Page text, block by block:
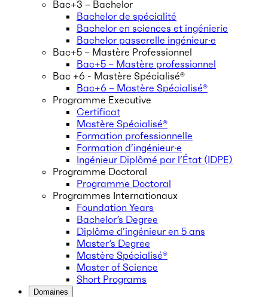
Bac+3 – Bachelor
Bachelor de spécialité
Bachelor en sciences et ingénierie
Bachelor passerelle ingénieur·e
Bac+5 – Mastère Professionnel
Bac+5 – Mastère professionnel
Bac +6 - Mastère Spécialisé®
Bac+6 – Mastère Spécialisé®
Programme Executive
Certificat
Mastère Spécialisé®
Formation professionnelle
Formation d’ingénieur·e
Ingénieur Diplômé par l’État (IDPE)
Programme Doctoral
Programme Doctoral
Programmes Internationaux
Foundation Years
Bachelor’s Degree
Diplôme d’ingénieur en 5 ans
Master’s Degree
Mastère Spécialisé®
Master of Science
Short Programs
Domaines